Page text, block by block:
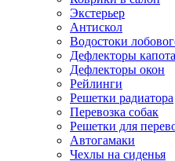
Экстерьер
Антискол
Водостоки
Дефлекторы капота
Дефлекторы окон
Рейлинги
Решетки радиатора
Перевозка собак
Решетки для
Автогамаки
Чехлы на сиденья